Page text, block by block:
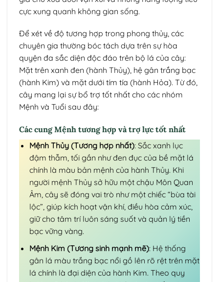
cực xung quanh không gian sống.
Để xét về độ tương hợp trong phong thủy, các
chuyên gia thường bóc tách dựa trên sự hòa
quyện đa sắc diện độc đáo trên bộ lá của cây:
Mặt trên xanh đen (hành Thủy), hệ gân trắng bạc
(hành Kim) và mặt dưới tím tía (hành Hỏa). Từ đó,
cây mang lại sự bổ trợ tốt nhất cho các nhóm
Mệnh và Tuổi sau đây:
Các cung Mệnh tương hợp và trợ lực tốt nhất
Mệnh Thủy (Tương hợp nhất): Sắc xanh lục
đậm thẫm, tối gần như đen đục của bề mặt lá
chính là màu bản mệnh của hành Thủy. Khi
người mệnh Thủy sở hữu một chậu Môn Quan
Âm, cây sẽ đóng vai trò như một chiếc “bùa tài
lộc”, giúp kích hoạt vận khí, điều hòa cảm xúc,
giữ cho tâm trí luôn sáng suốt và quản lý tiền
bạc vững vàng.
Mệnh Kim (Tương sinh mạnh mẽ): Hệ thống
gân lá màu trắng bạc nổi gồ lên rõ rệt trên mặt
lá chính là đại diện của hành Kim. Theo quy